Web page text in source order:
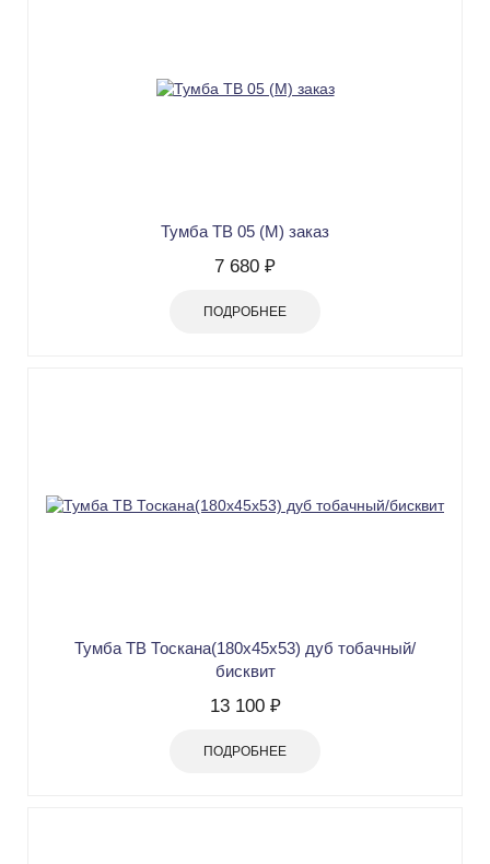
Тумба ТВ 05 (М) заказ
7 680 ₽
ПОДРОБНЕЕ
Тумба ТВ Тоскана(180х45х53) дуб тобачный/
бисквит
13 100 ₽
ПОДРОБНЕЕ